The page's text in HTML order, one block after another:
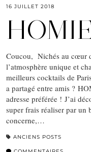
16 JUILLET 2018
Coucou, Nichés au cœur
l’atmosphère unique et
meilleurs cocktails de
a partagé entre amis ?
adresse préférée ! J’ai
super frais réaliser par un
concerne,…
ANCIENS POSTS